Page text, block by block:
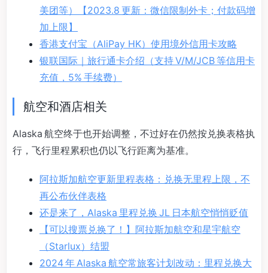
美团等）【2023.8 更新：微信限制外卡；付款码增
加上限】
香港支付宝（AliPay HK）使用境外信用卡攻略
银联国际｜旅行通卡介绍（支持 V/M/JCB 等信用卡
充值，5% 手续费）
航空和酒店相关
Alaska 航空终于也开始调整，不过好在仍然按兑换表格执
行，飞行里程累积也仍以飞行距离为基准。
阿拉斯加航空更新里程表格：兑换无里程上限，不
再公布伙伴表格
还是来了，Alaska 里程兑换 JL 日本航空悄悄贬值
【可以搜票兑换了！】阿拉斯加航空和星宇航空
（Starlux）结盟
2024 年 Alaska 航空常旅客计划改动：里程兑换大